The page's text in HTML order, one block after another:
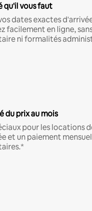
qu'il vous faut
dates exactes
facilement en ligne,
ni formalités
du prix au mois
pour les locations
et un paiement